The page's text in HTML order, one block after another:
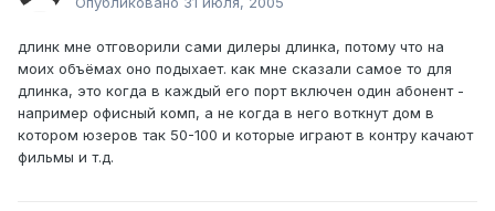
длинк мне отговорили сами дилеры длинка, потому что на
моих объёмах оно подыхает. как мне сказали самое то для
длинка, это когда в каждый его порт включен один абонент -
например офисный комп, а не когда в него воткнут дом в
котором юзеров так 50-100 и которые играют в контру качают
фильмы и т.д.